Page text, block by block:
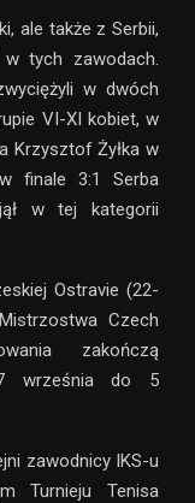
ale także z Serbii,
w tych zawodach.
w dwóch
VI-XI kobiet, w
Krzysztof Żyłka w
finale 3:1 Serba
w tej kategorii
Ostravie (22-
Czech
zakończą
września do 5
zawodnicy IKS-u
Turnieju Tenisa